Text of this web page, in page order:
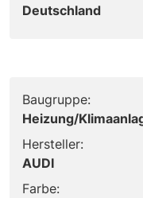
Deutschland
Baugruppe:
Heizung/
Hersteller:
AUDI
Farbe: